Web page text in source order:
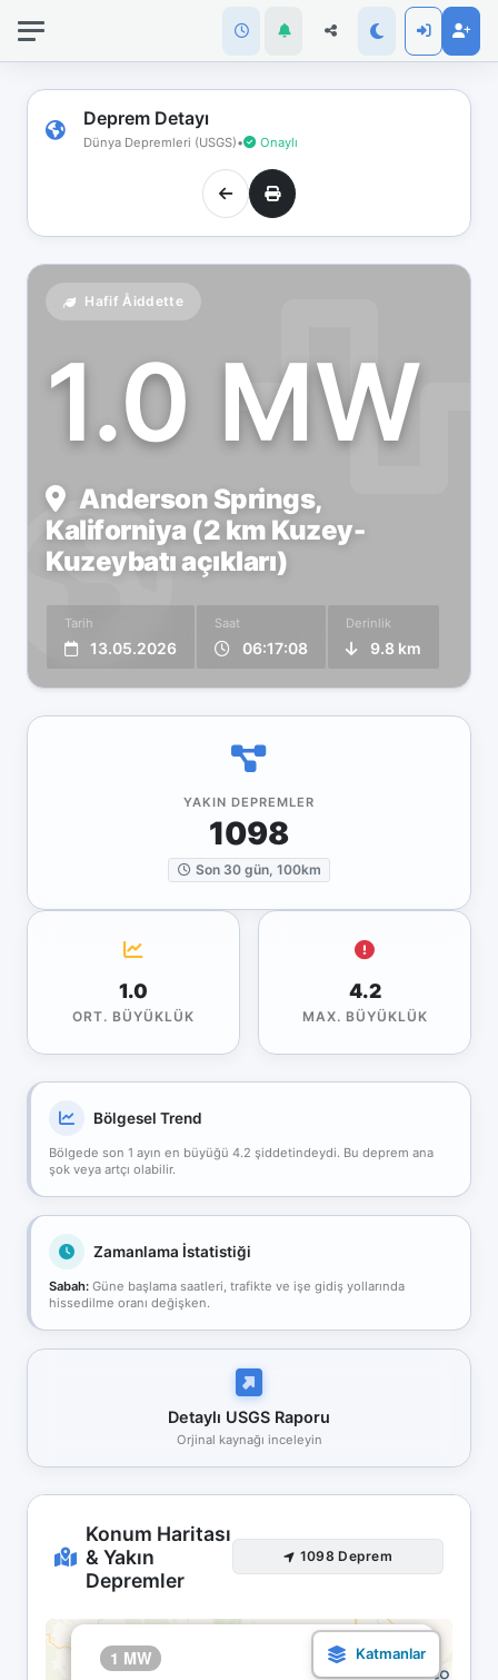
Deprem Detayı
Dünya Depremleri (USGS)• Onaylı
Hafif Åiddette
1.0 MW
Anderson Springs,
Kaliforniya (2 km Kuzey-
Kuzeybatı açıkları)
Tarih
13.05.2026
Saat
06:17:08
Derinlik
9.8 km
YAKIN DEPREMLER
1098
Son 30 gün, 100km
1.0
ORT. BÜYÜKLÜK
4.2
MAX. BÜYÜKLÜK
Bölgesel Trend
Bölgede son 1 ayın en büyüğü 4.2 şiddetindeydi. Bu deprem ana
şok veya artçı olabilir.
Zamanlama İstatistiği
Sabah: Güne başlama saatleri, trafikte ve işe gidiş yollarında
hissedilme oranı değişken.
Detaylı USGS Raporu
Orjinal kaynağı inceleyin
Konum Haritası
& Yakın
Depremler
1098 Deprem
1 MW 13.05 06:17
×
bağlantınız
koptu!
Çevrimdışı
moddasınız.